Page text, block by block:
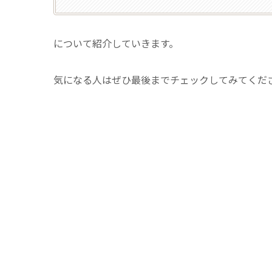
について紹介していきます。
気になる人はぜひ最後までチェックしてみてくだ